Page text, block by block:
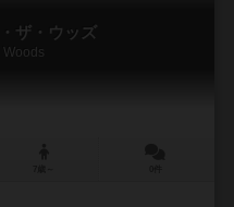
ザ・ウッズ
Woods